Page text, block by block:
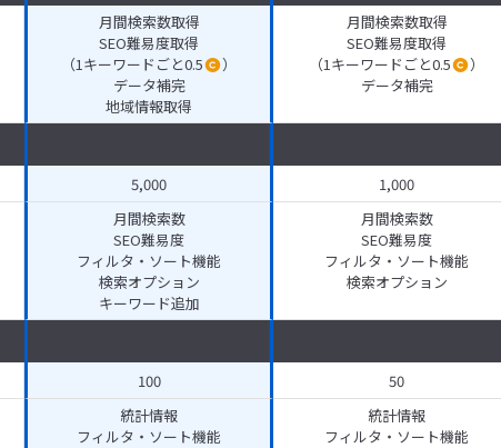
月間検索数取得
SEO難易度取得
（1キーワードごと0.5
）
データ補完
地域情報取得
月間検索数取得
SEO難易度取得
（1キーワードごと0.5
）
データ補完
5,000 1,000
月間検索数
SEO難易度
フィルタ・ソート機能
検索オプション
キーワード追加
月間検索数
SEO難易度
フィルタ・ソート機能
検索オプション
100 50
統計情報
フィルタ・ソート機能
統計情報
フィルタ・ソート機能